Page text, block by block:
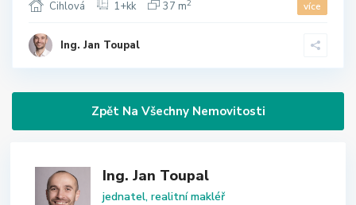
Cihlová
1+kk 37 m2 více
Ing. Jan Toupal
Zpět Na Všechny Nemovitosti
Ing. Jan Toupal
jednatel, realitní makléř